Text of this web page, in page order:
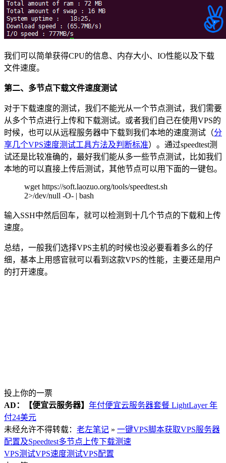
我们可以简单获得CPU的信息、内存大小、IO性能以及下载
文件速度。
第二、多节点下载文件速度测试
对于下载速度的测试，我们不能光从一个节点测试，我们需要
从多个节点进行上传和下载测试。或者我们自己在使用VPS的
时候，也可以从远程服务器中下载到我们本地的速度测试（分
享几个VPS速度测试工具方法及判断标准）。通过speedtest测
试还是比较准确的，最好我们能从多一些节点测试，比如我们
本地的可以直接上传后测试，其他节点可以用下面的一键包。
wget https://soft.laozuo.org/tools/speedtest.sh
2>/dev/null -O- | bash
输入SSH中然后回车，就可以检测到十几个节点的下载和上传
速度。
总结，一般我们选择VPS主机的时候也没必要看着多么的仔
细，基本上用感官就可以看到这款VPS的性能，主要还是用户
的打开速度。
投上你的一票
AD：
【便宜云服务器】 年付便宜云服务器套餐 LightLayer 年
付24美元
未经允许不得转载： 老左笔记 » 一键VPS脚本获取VPS服务器
配置及Speedtest多节点上传下载测速
VPS测试VPS速度测试VPS配置